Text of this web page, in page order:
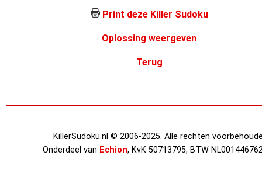
Print deze Killer Sudoku
Oplossing weergeven
Terug
KillerSudoku.nl © 2006-2025. Alle rechten
Onderdeel van Echion, KvK 50713795, BTW